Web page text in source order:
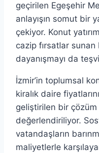
geçirilen Egeşehir
anlayışın somut bir
çekiyor. Konut
cazip fırsatlar
dayanışmayı da
İzmir’in toplumsal
kiralık daire
geliştirilen bir
değerlendiriliyor.
vatandaşların
maliyetlerle